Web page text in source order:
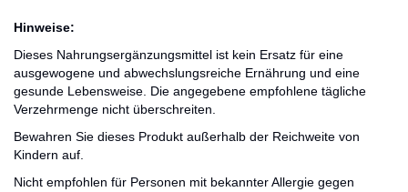
Hinweise:
Dieses Nahrungsergänzungsmittel ist kein Ersatz für eine
ausgewogene und abwechslungsreiche Ernährung und eine
gesunde Lebensweise. Die angegebene empfohlene tägliche
Verzehrmenge nicht überschreiten.
Bewahren Sie dieses Produkt außerhalb der Reichweite von
Kindern auf.
Nicht empfohlen für Personen mit bekannter Allergie gegen